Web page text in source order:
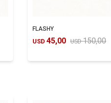
FLASHY
USD 45,00 USD 150,00